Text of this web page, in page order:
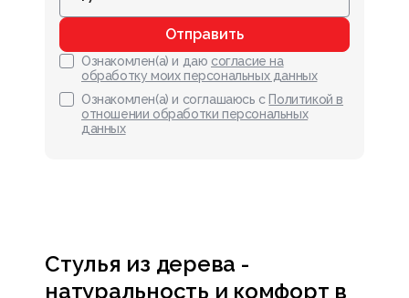
Отправить
Ознакомлен(а) и даю согласие на
обработку моих персональных данных
Ознакомлен(а) и соглашаюсь с Политикой в
отношении обработки персональных
данных
Стулья из дерева -
натуральность и комфорт в